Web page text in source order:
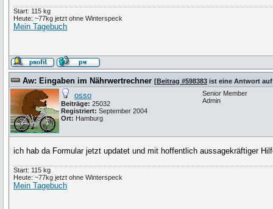
Start: 115 kg
Heute: ~77kg jetzt ohne Winterspeck
Mein Tagebuch
Aw: Eingaben im Nährwertrechner [Beitrag #598383 ist eine Antwort
osso
Beiträge: 25032
Registriert: September 2004
Ort: Hamburg
Senior Member
Admin
ich hab da Formular jetzt updatet und mit hoffentlich aussagekräftiger
Start: 115 kg
Heute: ~77kg jetzt ohne Winterspeck
Mein Tagebuch